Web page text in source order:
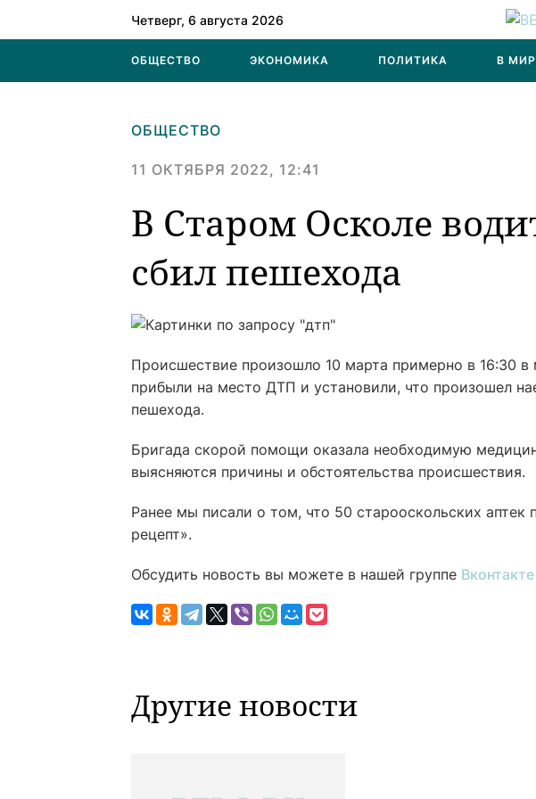
Четверг, 6 августа 2026
ОБЩЕСТВО ЭКОНОМИКА ПОЛИТИКА В
ОБЩЕСТВО
11 ОКТЯБРЯ 2022, 12:41
В Старом Осколе
сбил пешехода
Происшествие произошло 10 марта примерно в 16:30
прибыли на место ДТП и установили, что произошел
пешехода.
Бригада скорой помощи оказала необходимую
выясняются причины и обстоятельства происшествия.
Ранее мы писали о том, что 50 старооскольских аптек
рецепт».
Обсудить новость вы можете в нашей группе Вконтакте
Другие новости